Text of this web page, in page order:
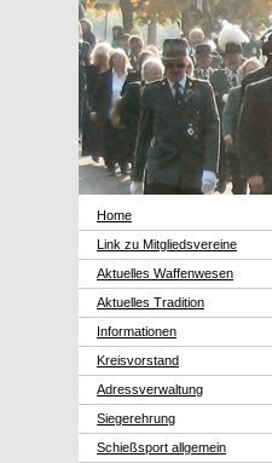
Home
Link zu Mitgliedsvereine
Aktuelles Waffenwesen
Aktuelles Tradition
Informationen
Kreisvorstand
Adressverwaltung
Siegerehrung
Schießsport allgemein